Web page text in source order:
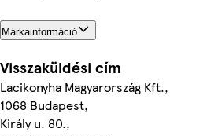
Márkainformáció
Visszaküldési cím
Lacikonyha Magyarország Kft.,
1068 Budapest,
Király u. 80.,